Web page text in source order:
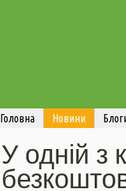
Головна Новини
У одній з